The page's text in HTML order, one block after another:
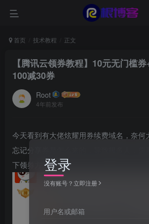
首页 技术教程 正文
【腾讯云领券教程】10元无门槛
100减30券
Root
4年前发布
今天看到有大佬炫耀用券续费域名，奈何
忘记分享券是怎么来的，导致很多人，羡
下领券方法。登录
没有账号？立即注册
用户名或邮箱